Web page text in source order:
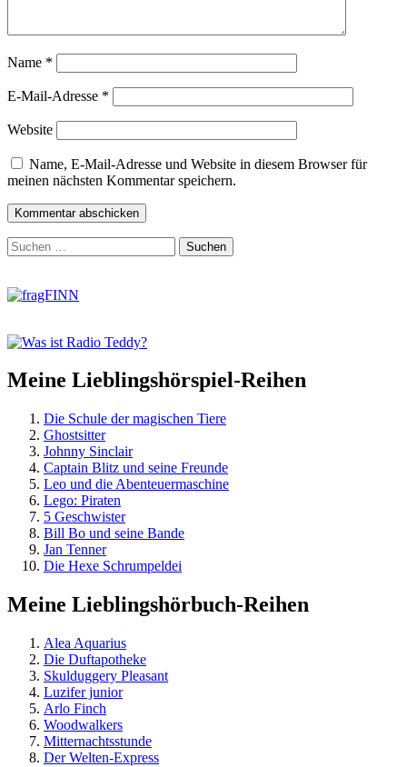
Name *
E-Mail-Adresse *
Website
Name, E-Mail-Adresse und Website in diesem Browser für
meinen nächsten Kommentar speichern.
Zum
Footer
Suchen
nach:
Meine Lieblingshörspiel-Reihen
Die Schule der magischen Tiere
Ghostsitter
Johnny Sinclair
Captain Blitz und seine Freunde
Leo und die Abenteuermaschine
Lego: Piraten
5 Geschwister
Bill Bo und seine Bande
Jan Tenner
Die Hexe Schrumpeldei
Meine Lieblingshörbuch-Reihen
Alea Aquarius
Die Duftapotheke
Skulduggery Pleasant
Luzifer junior
Arlo Finch
Woodwalkers
Mitternachtsstunde
Der Welten-Express